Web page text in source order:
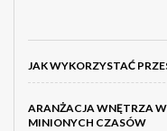
JAK WYKORZYSTAĆ
ARANŻACJA WNĘTRZA
MINIONYCH CZASÓW